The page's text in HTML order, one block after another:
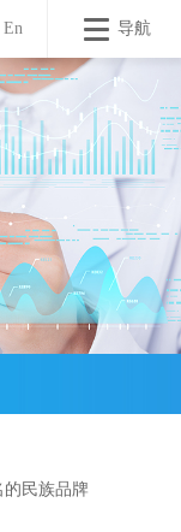
导航
En
民族品牌